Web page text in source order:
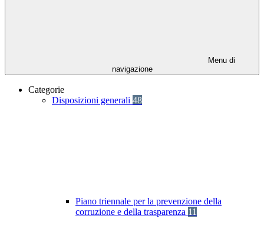
Menu di
navigazione
Categorie
Disposizioni generali 48
Piano triennale per la prevenzione della
corruzione e della trasparenza 11